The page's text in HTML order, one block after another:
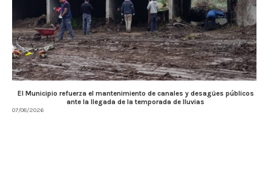
El Municipio refuerza el mantenimiento de canales y desagües públicos
ante la llegada de la temporada de lluvias
07/08/2026